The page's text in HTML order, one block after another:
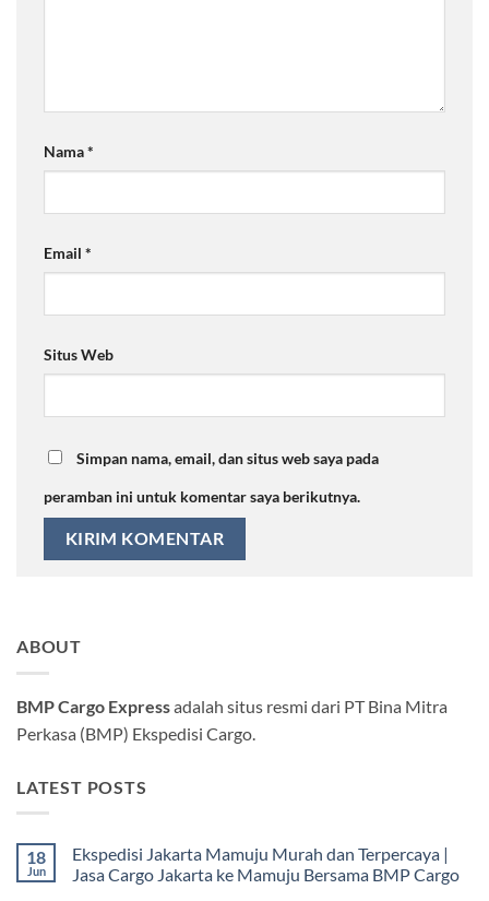
Nama*
Email *
Situs Web
Simpan nama, email, dan situs web saya pada
peramban ini untuk komentar saya berikutnya.
ABOUT
BMP Cargo Expressadalah situs resmi dari PT Bina Mitra
Perkasa (BMP) Ekspedisi Cargo.
LATEST POSTS
18
Jun
Ekspedisi Jakarta Mamuju Murah dan Terpercaya |
Jasa Cargo Jakarta ke Mamuju Bersama BMP Cargo